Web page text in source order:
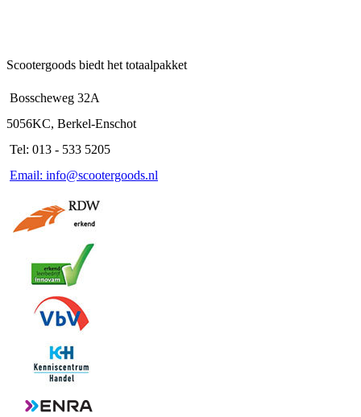
Scootergoods biedt het totaalpakket
Bosscheweg 32A
5056KC, Berkel-Enschot
Tel: 013 - 533 5205
Email: info@scootergoods.nl